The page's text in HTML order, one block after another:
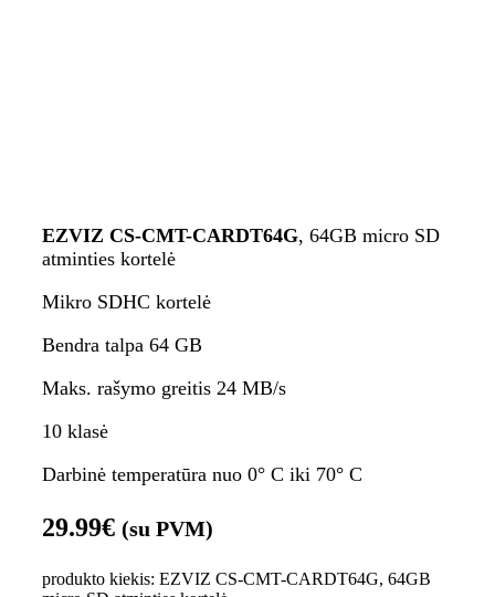
EZVIZ CS-CMT-CARDT64G, 64GB micro SD
atminties kortelė
Mikro SDHC kortelė
Bendra talpa 64 GB
Maks. rašymo greitis 24 MB/s
10 klasė
Darbinė temperatūra nuo 0° C iki 70° C
29.99€ (su PVM)
produkto kiekis: EZVIZ CS-CMT-CARDT64G, 64GB